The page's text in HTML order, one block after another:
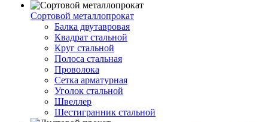
Сортовой металлопрокат
Балка двутавровая
Квадрат стальной
Круг стальной
Полоса стальная
Проволока
Сетка арматурная
Уголок стальной
Швеллер
Шестигранник стальной